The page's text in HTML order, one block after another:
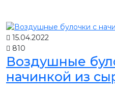
15.04.2022
810
Воздушные
начинкой из